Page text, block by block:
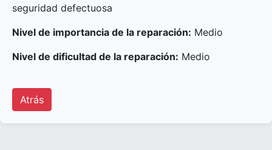
seguridad defectuosa
Nivel de importancia de la reparación: Medio
Nivel de dificultad de la reparación: Medio
Atrás